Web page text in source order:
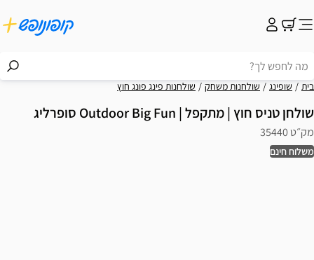
בית שופינג שולחנות משחק שולחנות פינג פונג חוץ
שולחן טניס חוץ | מתקפל | Outdoor Big Fun סופרליג
מק״ט 35440
משלוח חינם